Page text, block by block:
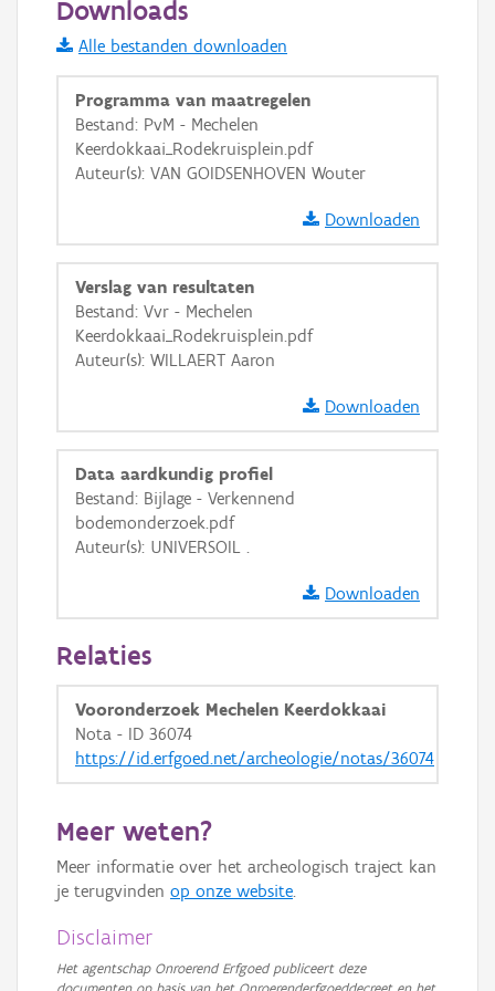
Informatie Vlaanderen
i
+ −
Basis Lagen
OSM-Basiskaart
GRB-Basiskaart
GRB-Basiskaart in grijswaarden
Downloads
Alle bestanden downloaden
Programma van maatregelen
Bestand: PvM - Mechelen
Keerdokkaai_Rodekruisplein.pdf
Auteur(s): VAN GOIDSENHOVEN Wouter
Downloaden
Verslag van resultaten
Bestand: Vvr - Mechelen
Keerdokkaai_Rodekruisplein.pdf
Auteur(s): WILLAERT Aaron
Downloaden
Data aardkundig profiel
Bestand: Bijlage - Verkennend
bodemonderzoek.pdf
Auteur(s): UNIVERSOIL .
Downloaden
Relaties
Vooronderzoek Mechelen Keerdokkaai
Nota - ID 36074
https://id.erfgoed.net/archeologie/notas/36074
Meer weten?
Meer informatie over het archeologisch traject kan
je terugvinden op onze website.
Disclaimer
Het agentschap Onroerend Erfgoed publiceert deze